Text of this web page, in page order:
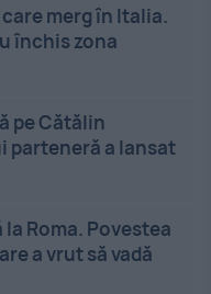
merg în Italia.
închis zona
pe Cătălin
parteneră a lansat
la Roma. Povestea
a vrut să vadă